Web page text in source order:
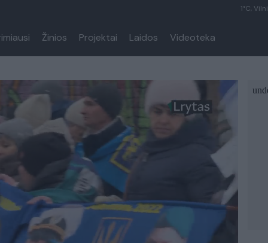
1°C,
Žinios Projektai Laidos Videoteka